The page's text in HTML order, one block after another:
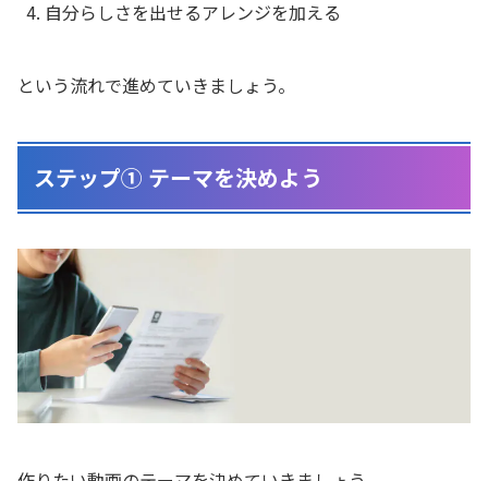
自分らしさを出せるアレンジを加える
という流れで進めていきましょう。
ステップ① テーマを決めよう